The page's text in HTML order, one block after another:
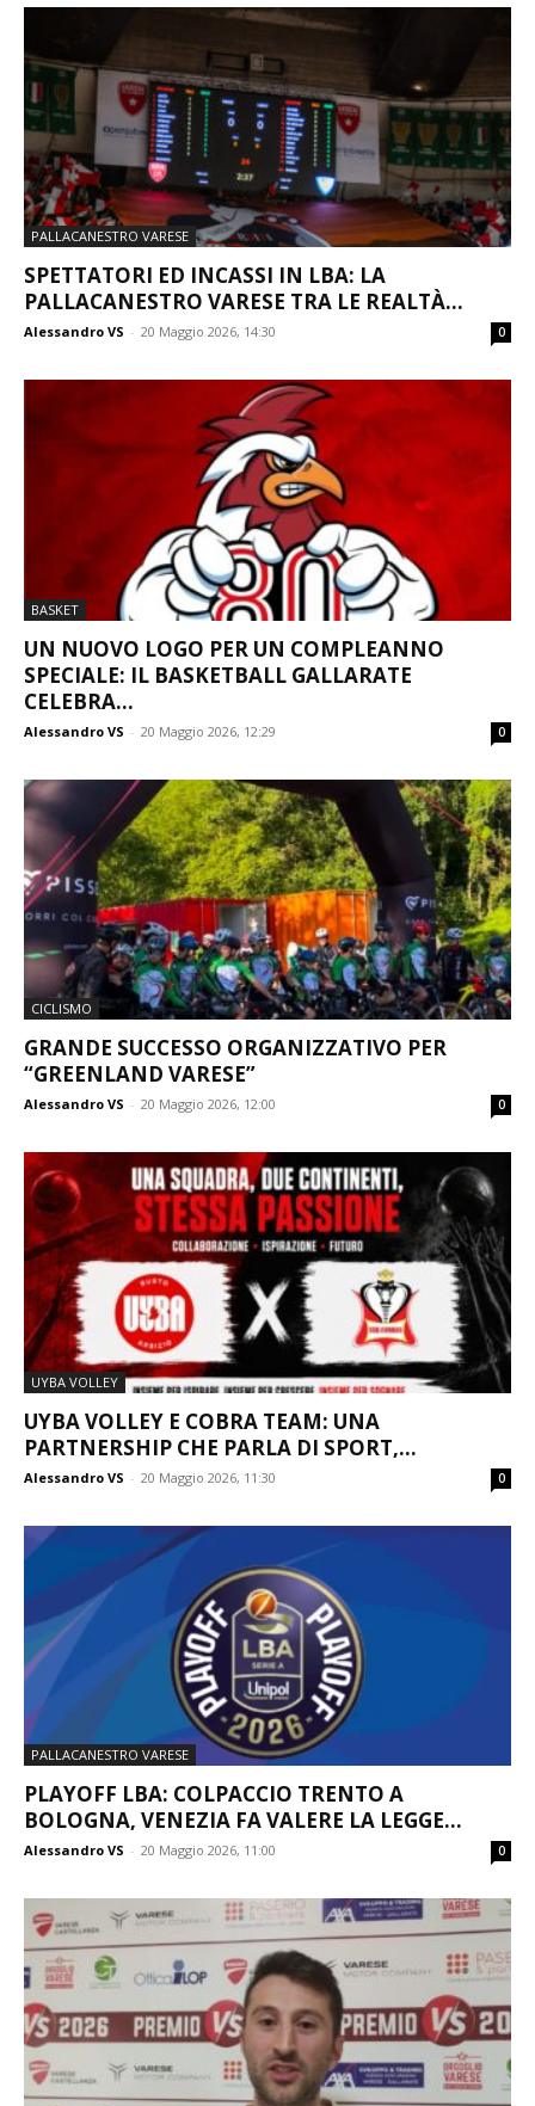
PALLACANESTRO VARESE
SPETTATORI ED INCASSI IN LBA: LA
PALLACANESTRO VARESE TRA LE REALTÀ...
Alessandro VS - 20 Maggio 2026, 14:30 0
BASKET
UN NUOVO LOGO PER UN COMPLEANNO
SPECIALE: IL BASKETBALL GALLARATE
CELEBRA...
Alessandro VS - 20 Maggio 2026, 12:29 0
CICLISMO
GRANDE SUCCESSO ORGANIZZATIVO PER
“GREENLAND VARESE”
Alessandro VS - 20 Maggio 2026, 12:00 0
UYBA VOLLEY
UYBA VOLLEY E COBRA TEAM: UNA
PARTNERSHIP CHE PARLA DI SPORT,...
Alessandro VS - 20 Maggio 2026, 11:30 0
PALLACANESTRO VARESE
PLAYOFF LBA: COLPACCIO TRENTO A
BOLOGNA, VENEZIA FA VALERE LA LEGGE...
Alessandro VS - 20 Maggio 2026, 11:00 0